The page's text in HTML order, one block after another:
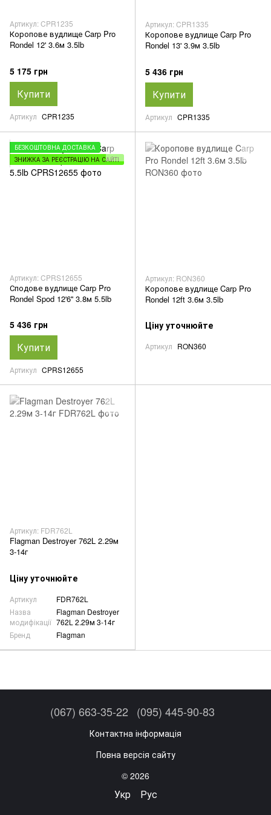
Артикул: CPR1235
Коропове вудлище Carp Pro
Rondel 12' 3.6м 3.5lb
5 175 грн
Купити
Артикул CPR1235
Артикул: CPR1335
Коропове вудлище Carp Pro
Rondel 13' 3.9м 3.5lb
5 436 грн
Купити
Артикул CPR1335
БЕЗКОШТОВНА ДОСТАВКА
ЗНИЖКА ЗА РЕЄСТРАЦІЮ НА САЙТІ
Артикул: CPRS12655
Сподове вудлище Carp Pro
Rondel Spod 12'6'' 3.8м 5.5lb
5 436 грн
Купити
Артикул CPRS12655
Артикул: RON360
Коропове вудлище Carp Pro
Rondel 12ft 3.6м 3.5lb
Ціну уточнюйте
Артикул RON360
Артикул: FDR762L
Flagman Destroyer 762L 2.29м
3-14г
Ціну уточнюйте
Артикул
FDR762L
Назва
модифікації
Flagman Destroyer
762L 2.29м 3-14г
Бренд
Flagman
(067) 663-35-22 (095) 445-90-83
Контактна інформація
Повна версія сайту
© 2026
Укр Рус